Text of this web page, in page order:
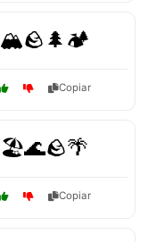
🏔️🪨🌲🏕️
Copiar
🏖️🌊🪨🌴
Copiar